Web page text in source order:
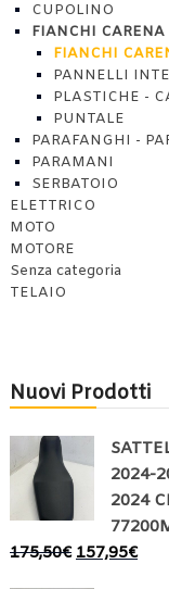
CUPOLINO
FIANCHI CARENA
FIANCHI
PANNELLI
PLASTICHE -
PUNTALE
PARAFANGHI -
PARAMANI
SERBATOIO
ELETTRICO
MOTO
MOTORE
Senza categoria
TELAIO
Nuovi Prodotti
2024-
2024
175,50€ 157,95€